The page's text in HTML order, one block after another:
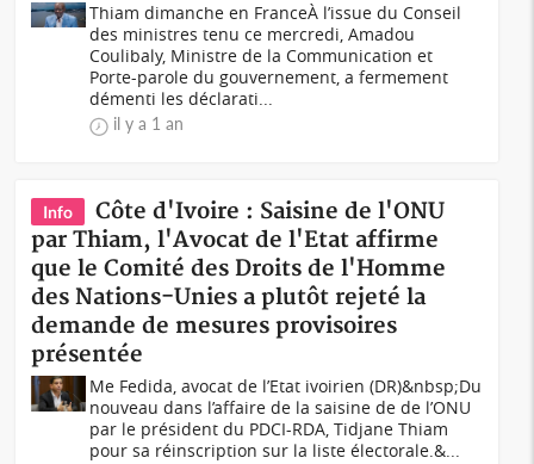
Thiam dimanche en FranceÀ l’issue du Conseil
des ministres tenu ce mercredi, Amadou
Coulibaly, Ministre de la Communication et
Porte-parole du gouvernement, a fermement
démenti les déclarati...
il y a 1 an
Info
Côte d'Ivoire : Saisine de l'ONU
par Thiam, l'Avocat de l'Etat affirme
que le Comité des Droits de l'Homme
des Nations-Unies a plutôt rejeté la
demande de mesures provisoires
présentée
Me Fedida, avocat de l’Etat ivoirien (DR)&nbsp;Du
nouveau dans l’affaire de la saisine de de l’ONU
par le président du PDCI-RDA, Tidjane Thiam
pour sa réinscription sur la liste électorale.&...